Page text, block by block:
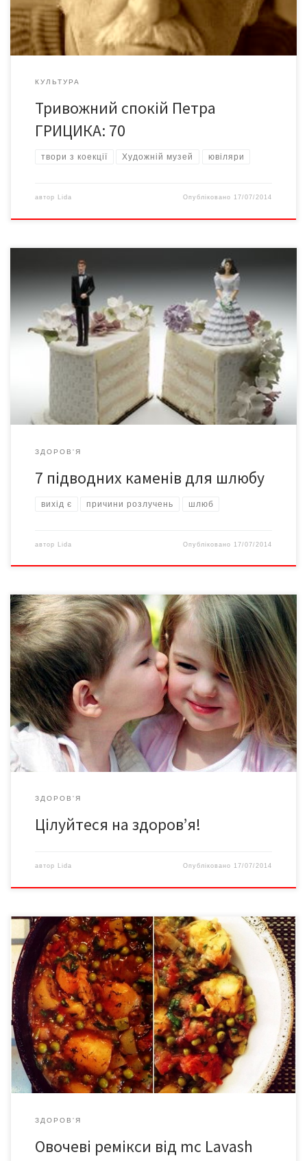
мистецтва, […]
КУЛЬТУРА
Тривожний спокій Петра
ГРИЦИКА: 70
твори з коекції Художній музей ювіляри
автор Lida Опубліковано 17/07/2014
Чи правда, що найбільша ймовірність для розлучення
– на семи роках шлюбу? Які роки для шлюбу найнебезпечніші?
Широко розповсюджена думка про те, що сім років – свого
роду рубіж у стосунках, перейти який судилося не кожній парі.
Психологи досліджували причини розлучень […]
ЗДОРОВ'Я
7 підводних каменів для шлюбу
вихід є причини розлучень шлюб
автор Lida Опубліковано 17/07/2014
За життя людина витрачає на поцілунки в середньому 2 тижні
Всесвітній день поцілунків – неофіційне свято,
започатковане в XIX столітті у Великій Британії і 20 років тому
затверджене ООН. Відзначається щорічно 6 липня.
Поцілунок — це дотик людини губами до будь-чого для
вираження своїх […]
ЗДОРОВ'Я
Цілуйтеся на здоров’я!
автор Lida Опубліковано 17/07/2014
Наразі mc Lavash перебуває у черговому овочевому періоді
(майже як Пікассо, тільки щодо харчів) і охоче розповідає про
ті страви, що йому вдаються. Отже чергова страва в стилі
Лечо. Угорці та болгари називають її «лечо», а кавказці –
аджеп-сандал, коли з баклажанами, і хоп-сандал – коли з
кабачками. Можна одразу […]
ЗДОРОВ'Я
Овочеві ремікси від mc Lavash